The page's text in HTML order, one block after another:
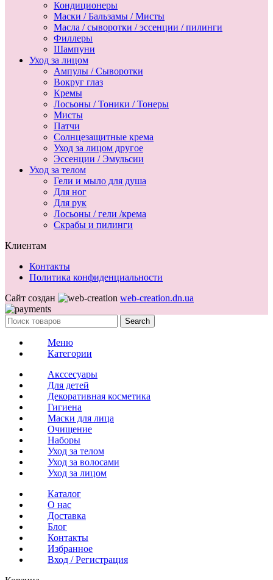
Кондиционеры
Маски / Бальзамы / Мисты
Масла / сыворотки / эссенции / пилинги
Филлеры
Шампуни
Уход за лицом
Ампулы / Сыворотки
Вокруг глаз
Кремы
Лосьоны / Тоники / Тонеры
Мисты
Патчи
Солнцезащитные крема
Уход за лицом другое
Эссенции / Эмульсии
Уход за телом
Гели и мыло для душа
Для ног
Для рук
Лосьоны / гели /крема
Скрабы и пилинги
Клиентам
Контакты
Политика конфиденциальности
Сайт создан
web-creation.dn.ua
Search
Меню
Категории
Акссесуары
Для детей
Декоративная косметика
Гигиена
Маски для лица
Очищение
Наборы
Уход за телом
Уход за волосами
Уход за лицом
Каталог
О нас
Доставка
Блог
Контакты
Избранное
Вход / Регистрация